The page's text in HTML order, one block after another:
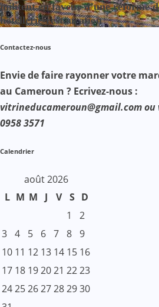
militent en faveur d’une réforme
hôtellerie-restauration
Contactez-nous
Envie de faire rayonner votre
au Cameroun ? Ecrivez-nous :
vitrineducameroun@gmail.com ou
0958 3571
Calendrier
août 2026
L M M J V S D
1
2
3 4 5 6 7 8 9
10 11 12 13 14 15 16
17 18 192021 2223
24252627282930